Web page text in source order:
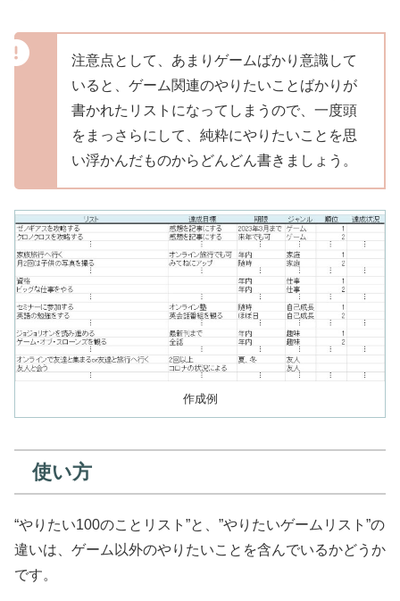
注意点として、あまりゲームばかり意識して
いると、ゲーム関連のやりたいことばかりが
書かれたリストになってしまうので、一度頭
をまっさらにして、純粋にやりたいことを思
い浮かんだものからどんどん書きましょう。
作成例
使い方
“やりたい100のことリスト”と、”やりたいゲームリスト”の
違いは、ゲーム以外のやりたいことを含んでいるかどうか
です。